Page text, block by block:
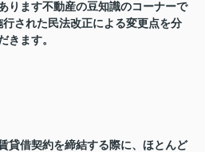
ります不動産の豆知識のコーナーで
された民法改正による変更点を分
きます。
貸借契約を締結する際に、ほとんど